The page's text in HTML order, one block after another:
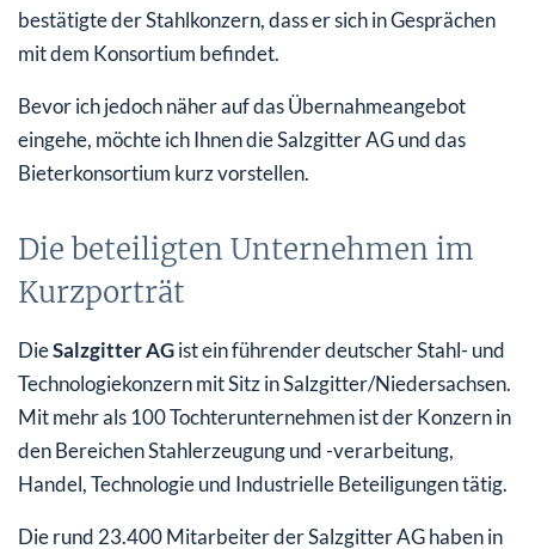
bestätigte der Stahlkonzern, dass er sich in Gesprächen
mit dem Konsortium befindet.
Bevor ich jedoch näher auf das Übernahmeangebot
eingehe, möchte ich Ihnen die Salzgitter AG und das
Bieterkonsortium kurz vorstellen.
Die beteiligten Unternehmen im
Kurzporträt
DieSalzgitter AGist ein führender deutscher Stahl- und
Technologiekonzern mit Sitz in Salzgitter/Niedersachsen.
Mit mehr als 100 Tochterunternehmen ist der Konzern in
den Bereichen Stahlerzeugung und -verarbeitung,
Handel, Technologie und Industrielle Beteiligungen tätig.
Die rund 23.400 Mitarbeiter der Salzgitter AG haben in